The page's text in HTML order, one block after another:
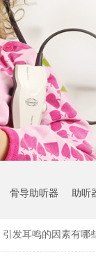
骨导助听器 助听
引发耳鸣的因素有哪